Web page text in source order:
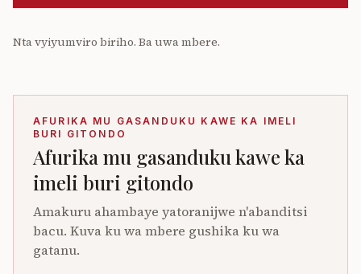
Nta vyiyumviro biriho. Ba uwa mbere.
AFURIKA MU GASANDUKU KAWE KA IMELI
BURI GITONDO
Afurika mu gasanduku kawe ka
imeli buri gitondo
Amakuru ahambaye yatoranijwe n'abanditsi
bacu. Kuva ku wa mbere gushika ku wa
gatanu.